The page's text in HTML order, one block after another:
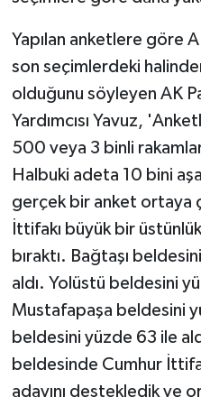
Yapılan anketlere göre
son seçimlerdeki
olduğunu söyleyen AK
Yardımcısı Yavuz,
500 veya 3 binli
Halbuki adeta 10 bini
gerçek bir anket ortaya
İttifakı büyük bir
bıraktı. Bağtaşı
aldı. Yolüstü beldesini
Mustafapaşa beldesini
beldesini yüzde 63 ile
beldesinde Cumhur
adayını destekledik ve